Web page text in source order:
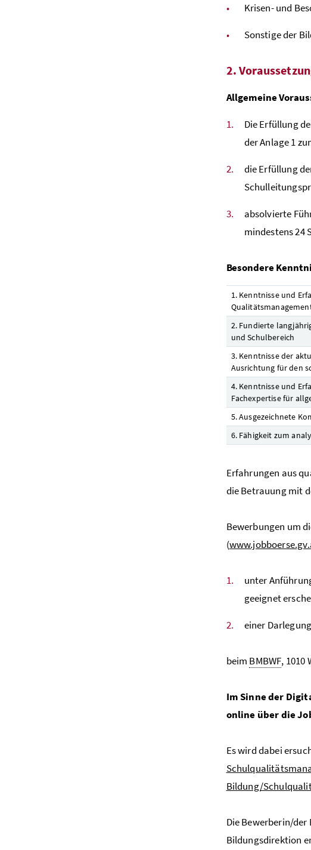
Krisen- und
Sonstige der
2.
Allgemeine
Die Erfüllung
der Anlage 1
die Erfüllung
absolvierte
mindestens 24
Besondere
1. Kenntnisse und
2. Fundierte
und Schulbereich
3. Kenntnisse der
Ausrichtung für den
4. Kenntnisse und
Fachexpertise für
5. Ausgezeichnete
6. Fähigkeit zum
Erfahrungen aus
die Betrauung mit
Bewerbungen um
(
unter
geeignet
einer
beim BMBWF, 1010
Im Sinne der
online über die
Es wird dabei
Bildung/
Die Bewerberin/
Bildungsdirektion